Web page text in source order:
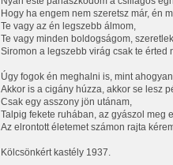
Hogy ha engem nem szeretsz már, én
Te vagy az én legszebb álmom,
Te vagy minden boldogságom,
Siromon a legszebb virág csak te érted
Úgy fogok én meghalni is, mint
Akkor is a cigány húzza, akkor se lesz
Csak egy asszony jön utánam,
Talpig fekete ruhában, az gyászol meg
Az elrontott életemet számon rajta
Kölcsönkért kastély 1937.